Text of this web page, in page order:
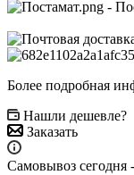
-
Более подробная
Нашли дешевле?
Заказать
Самовывоз сегодня